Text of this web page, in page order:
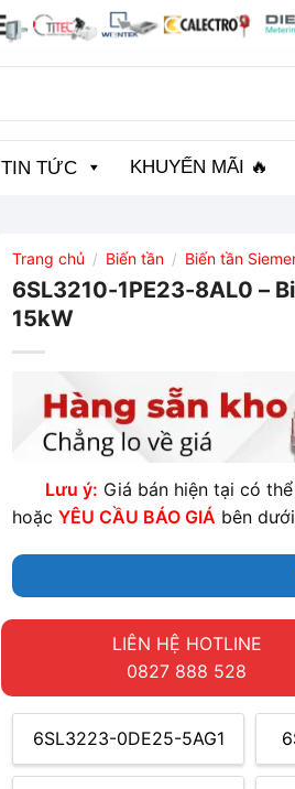
TIN TỨC KHUYẾN MÃI 🔥
Trang chủ / Biến tần / Biến tần
6SL3210-1PE23-8AL0 –
15kW
Lưu ý: Giá bán hiện tại có
hoặcYÊU CẦU BÁO GIÁ bên
LIÊN HỆ HOTLINE
0827 888 528
6SL3223-0DE25-5AG1